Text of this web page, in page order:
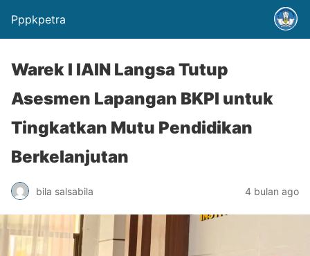
Pppkpetra
Warek I IAIN Langsa Tutup
Asesmen Lapangan BKPI untuk
Tingkatkan Mutu Pendidikan
Berkelanjutan
bila salsabila 4 bulan ago